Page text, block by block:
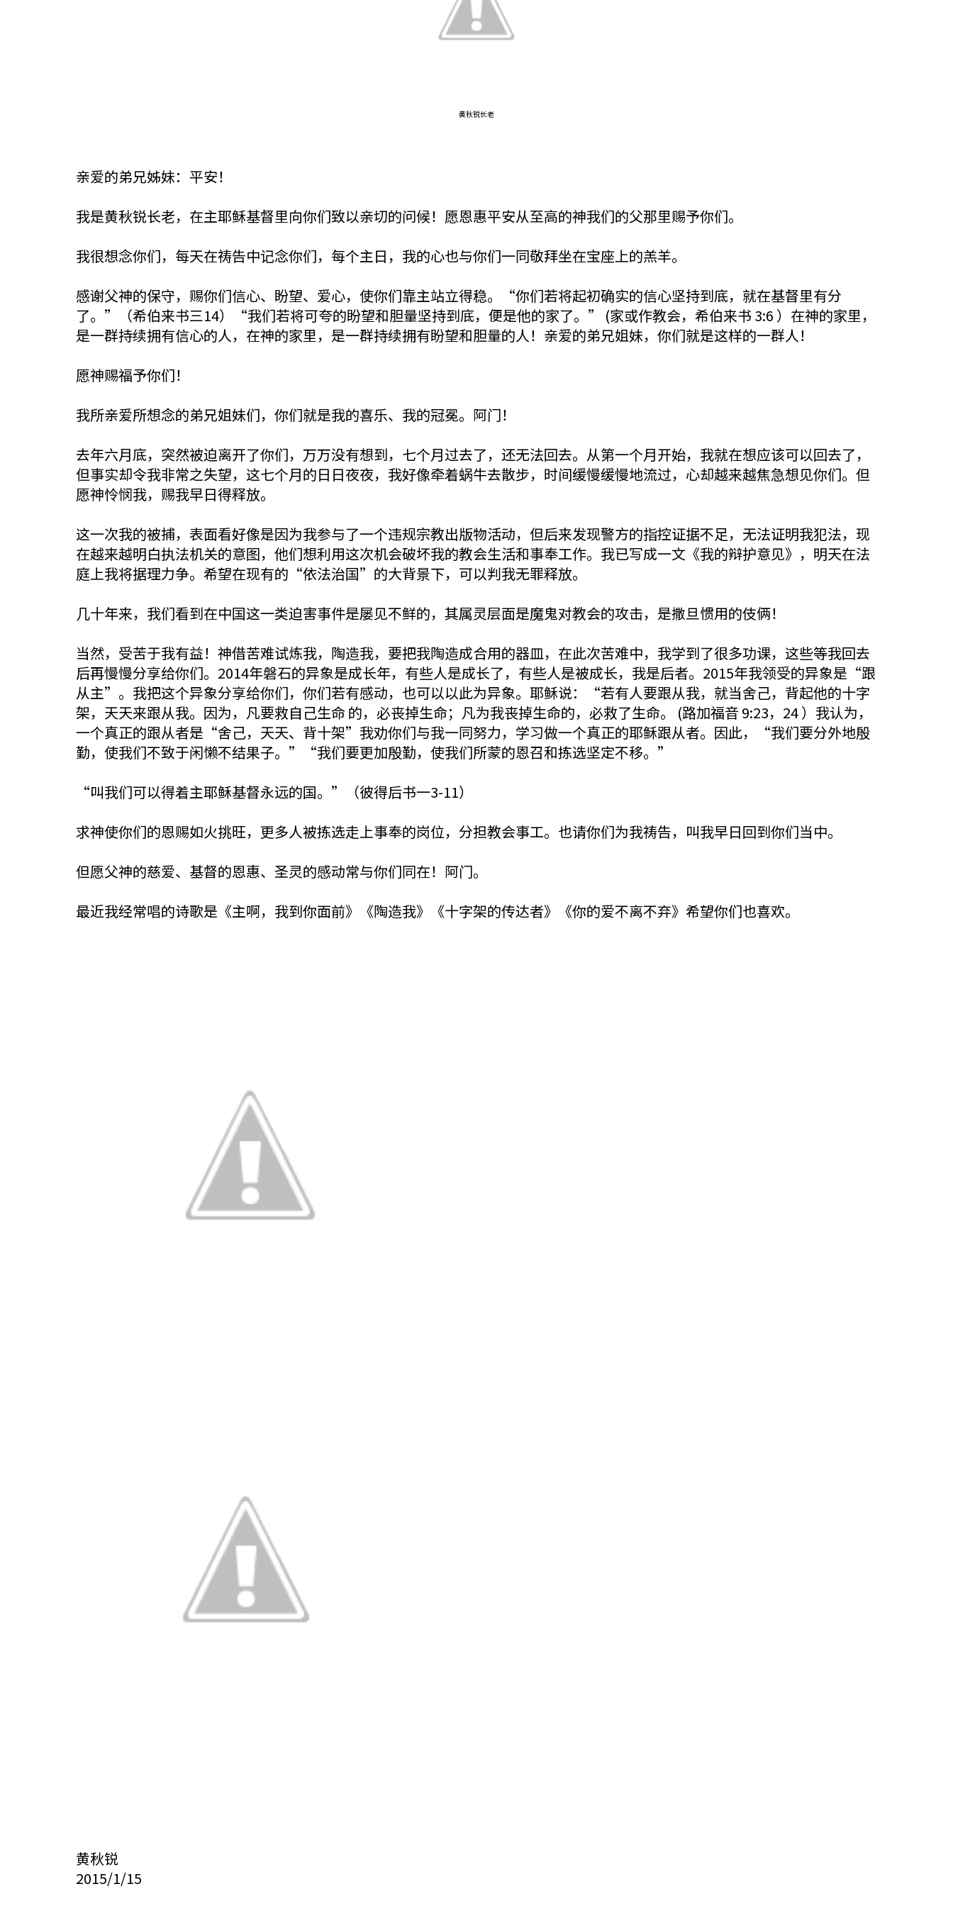
黄秋锐长老
亲爱的弟兄姊妹：平安！
我是黄秋锐长老，在主耶稣基督里向你们致以亲切的问候！愿恩惠平安从至高的神我们的父那里赐予你们。
我很想念你们，每天在祷告中记念你们，每个主日，我的心也与你们一同敬拜坐在宝座上的羔羊。
感谢父神的保守，赐你们信心、盼望、爱心，使你们靠主站立得稳。“你们若将起初确实的信心坚持到底，就在基督里有分
了。”（希伯来书三14）“我们若将可夸的盼望和胆量坚持到底，便是他的家了。” (‭家或作教会，希伯来书‬ ‭3‬:‭6‬ ）在神的家里，
是一群持续拥有信心的人，在神的家里，是一群持续拥有盼望和胆量的人！亲爱的弟兄姐妹，你们就是这样的一群人！
愿神赐福予你们！
我所亲爱所想念的弟兄姐妹们，你们就是我的喜乐、我的冠冕。阿门！
去年六月底，突然被迫离开了你们，万万没有想到，七个月过去了，还无法回去。从第一个月开始，我就在想应该可以回去了，
但事实却令我非常之失望，这七个月的日日夜夜，我好像牵着蜗牛去散步，时间缓慢缓慢地流过，心却越来越焦急想见你们。但
愿神怜悯我，赐我早日得释放。
这一次我的被捕，表面看好像是因为我参与了一个违规宗教出版物活动，但后来发现警方的指控证据不足，无法证明我犯法，现
在越来越明白执法机关的意图，他们想利用这次机会破坏我的教会生活和事奉工作。我已写成一文《我的辩护意见》，明天在法
庭上我将据理力争。希望在现有的“依法治国”的大背景下，可以判我无罪释放。
几十年来，我们看到在中国这一类迫害事件是屡见不鲜的，其属灵层面是魔鬼对教会的攻击，是撒旦惯用的伎俩！
当然，受苦于我有益！神借苦难试炼我，陶造我，要把我陶造成合用的器皿，在此次苦难中，我学到了很多功课，这些等我回去
后再慢慢分享给你们。2014年磐石的异象是成长年，有些人是成长了，有些人是被成长，我是后者。2015年我领受的异象是“跟
从主”。我把这个异象分享给你们，你们若有感动，也可以以此为异象。耶稣说：“若有人要跟从我，就当舍己，背起他的十字
架，天天来跟从我。因为，凡要救自己生命 的，必丧掉生命；凡为我丧掉生命的，必救了生命。 (‭路加福音‬ ‭9‬:‭23，24‬ ）我认为，
一个真正的跟从者是“舍己，天天、背十架”我劝你们与我一同努力，学习做一个真正的耶稣跟从者。因此，“我们要分外地殷
勤，使我们不致于闲懒不结果子。”“我们要更加殷勤，使我们所蒙的恩召和拣选坚定不移。”
“叫我们可以得着主耶稣基督永远的国。”（彼得后书一3-11）
求神使你们的恩赐如火挑旺，更多人被拣选走上事奉的岗位，分担教会事工。也请你们为我祷告，叫我早日回到你们当中。
但愿父神的慈爱、基督的恩惠、圣灵的感动常与你们同在！阿门。
最近我经常唱的诗歌是《主啊，我到你面前》《陶造我》《十字架的传达者》《你的爱不离不弃》希望你们也喜欢。
黄秋锐
2015/1/15